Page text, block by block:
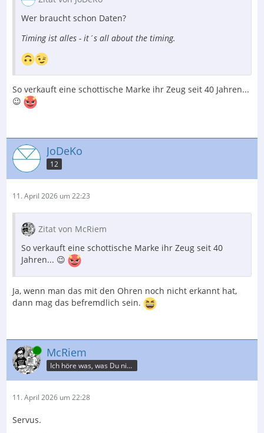
Wer braucht schon Daten?
Timing ist alles - it´s all about the timing.
So verkauft eine schottische Marke ihr Zeug seit 40 Jahren...
😉
JoDeKo
12
11. April 2026 um 22:23
Zitat von McRiem
So verkauft eine schottische Marke ihr Zeug seit 40
Jahren... 😉
Ja, wenn man das mit den Ohren noch nicht erkannt hat,
dann mag das befremdlich sein.
Online McRiem
Ich höre was, was Du nicht misst.
11. April 2026 um 22:28
Servus.